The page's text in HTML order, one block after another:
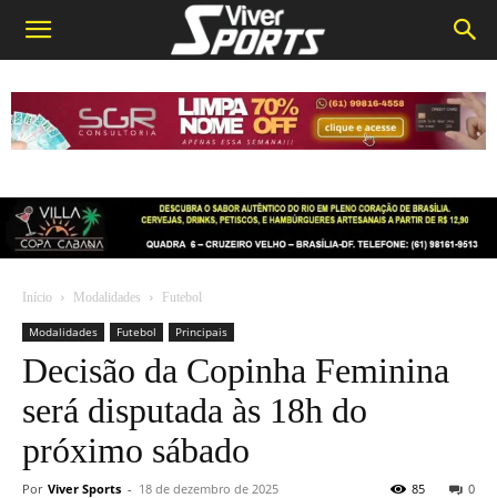
Início Modalidades Futebol
Modalidades Futebol Principais
Decisão da Copinha Feminina
será disputada às 18h do
próximo sábado
Por Viver Sports - 18 de dezembro de 2025 0
85